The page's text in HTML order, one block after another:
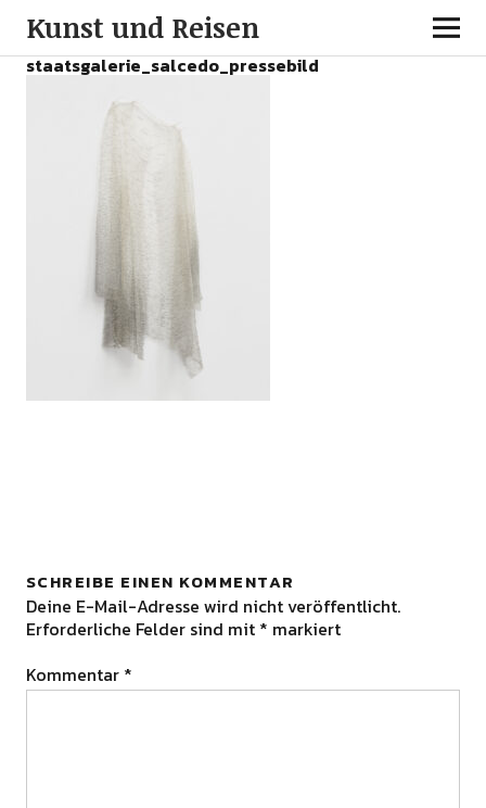
Kunst und Reisen
staatsgalerie_salcedo_pressebild
SCHREIBE EINEN KOMMENTAR
Deine E-Mail-Adresse wird nicht veröffentlicht.
Erforderliche Felder sind mit * markiert
Kommentar *